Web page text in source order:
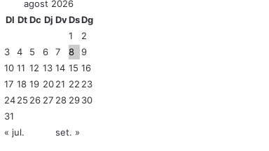
agost 2026
Dl Dt Dc Dj DvDsDg
1
2
3
4 5 6 7 8
9
10 11 12 13 14 15 16
17 18 19 2021 22 23
2425 26 27 28 2930
31
« jul.
set. »